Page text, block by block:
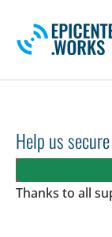
Help us
Thanks to all